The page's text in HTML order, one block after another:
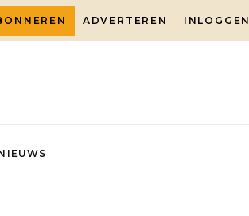
ADVERTEREN INLOGGEN